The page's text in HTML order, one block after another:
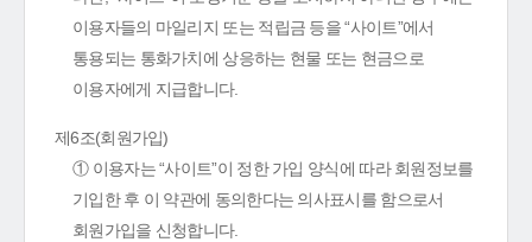
이용자들의 마일리지 또는 적립금 등을 “사이트”에서
통용되는 통화가치에 상응하는 현물 또는 현금으로
이용자에게 지급합니다.
제6조(회원가입)
① 이용자는 “사이트”이 정한 가입 양식에 따라 회원정보를
기입한 후 이 약관에 동의한다는 의사표시를 함으로서
회원가입을 신청합니다.